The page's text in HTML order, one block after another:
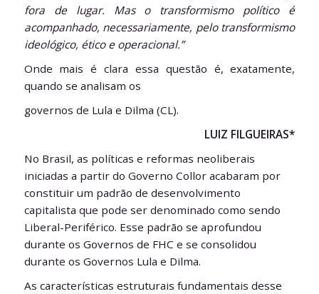
fora de lugar. Mas o transformismo político é
acompanhado, necessariamente, pelo transformismo
ideológico, ético e operacional.”
Onde mais é clara essa questão é, exatamente,
quando se analisam os
governos de Lula e Dilma (CL).
LUIZ FILGUEIRAS*
No Brasil, as políticas e reformas neoliberais
iniciadas a partir do Governo Collor acabaram por
constituir um padrão de desenvolvimento
capitalista que pode ser denominado como sendo
Liberal-Periférico. Esse padrão se aprofundou
durante os Governos de FHC e se consolidou
durante os Governos Lula e Dilma.
As características estruturais fundamentais desse